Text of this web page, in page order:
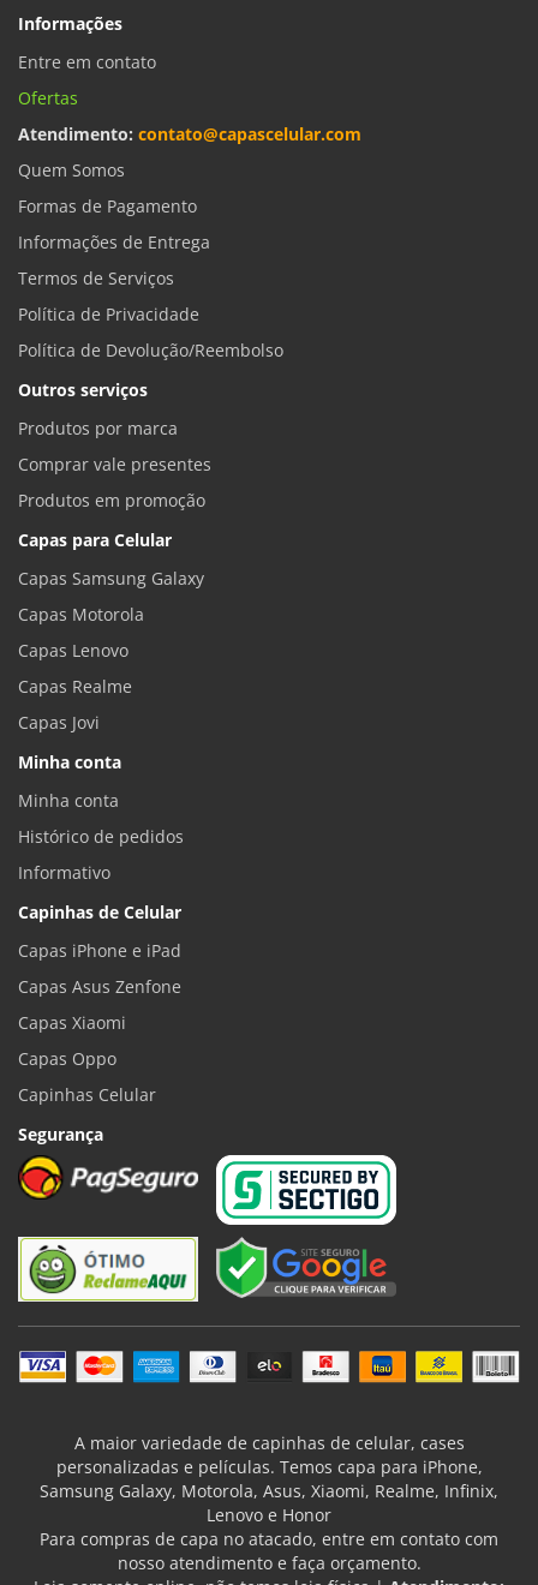
Informações
Entre em contato
Ofertas
Atendimento: contato@capascelular.com
Quem Somos
Formas de Pagamento
Informações de Entrega
Termos de Serviços
Política de Privacidade
Política de Devolução/Reembolso
Outros serviços
Produtos por marca
Comprar vale presentes
Produtos em promoção
Capas para Celular
Capas Samsung Galaxy
Capas Motorola
Capas Lenovo
Capas Realme
Capas Jovi
Minha conta
Minha conta
Histórico de pedidos
Informativo
Capinhas de Celular
Capas iPhone e iPad
Capas Asus Zenfone
Capas Xiaomi
Capas Oppo
Capinhas Celular
Segurança
A maior variedade de capinhas de celular, cases
personalizadas e películas. Temos capa para iPhone,
Samsung Galaxy, Motorola, Asus, Xiaomi, Realme, Infinix,
Lenovo e Honor
Para compras de capa no atacado, entre em contato com
nosso atendimento e faça orçamento.